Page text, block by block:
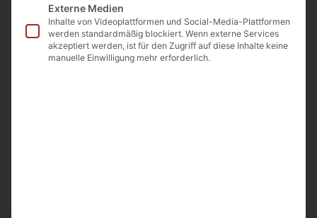
Beschreibung Zutaten Nährwerte
Beschreibung
Externe Medien
Inhalte von Videoplattformen und Social-Media-Plattformen
werden standardmäßig blockiert. Wenn externe Services
akzeptiert werden, ist für den Zugriff auf diese Inhalte keine
manuelle Einwilligung mehr erforderlich.